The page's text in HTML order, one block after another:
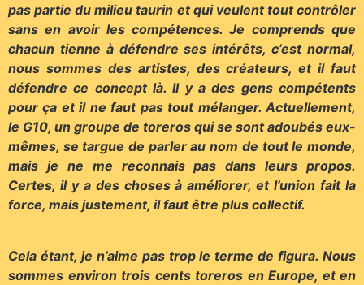
pas partie du milieu taurin et qui veulent tout contrôler
sans en avoir les compétences. Je comprends que
chacun tienne à défendre ses intérêts, c’est normal,
nous sommes des artistes, des créateurs, et il faut
défendre ce concept là. Il y a des gens compétents
pour ça et il ne faut pas tout mélanger. Actuellement,
le G10, un groupe de toreros qui se sont adoubés eux-
mêmes, se targue de parler au nom de tout le monde,
mais je ne me reconnais pas dans leurs propos.
Certes, il y a des choses à améliorer, et l’union fait la
force, mais justement, il faut être plus collectif.
Cela étant, je n’aime pas trop le terme de figura. Nous
sommes environ trois cents toreros en Europe, et en